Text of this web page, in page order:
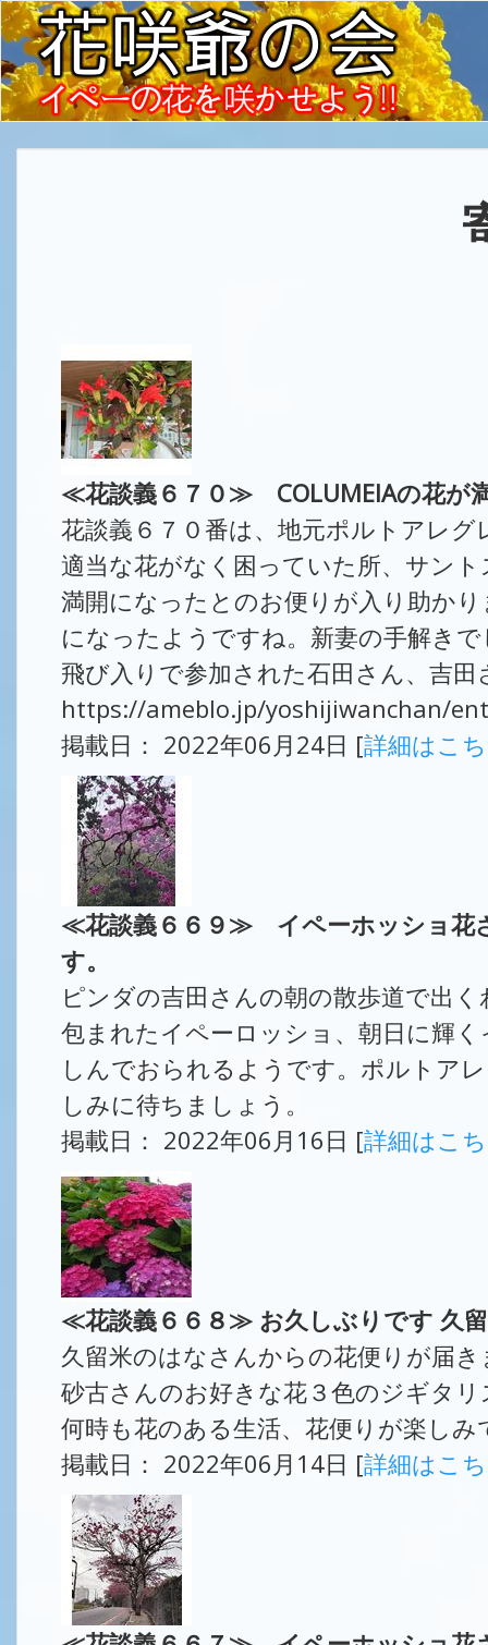
≪花談義６７０≫ COLUMEIAの花が
花談義６７０番は、地元ポルトアレ
適当な花がなく困っていた所、サン
満開になったとのお便りが入り助か
になったようですね。新妻の手解き
飛び入りで参加された石田さん、吉
https://ameblo.jp/yoshijiwanchan/
掲載日： 2022年06月24日 [詳細はこ
≪花談義６６９≫ イペーホッショ花
す。
ピンダの吉田さんの朝の散歩道で出
包まれたイペーロッショ、朝日に輝
しんでおられるようです。ポルトア
しみに待ちましょう。
掲載日： 2022年06月16日 [詳細はこ
≪花談義６６８≫ お久しぶりです 久
久留米のはなさんからの花便りが届
砂古さんのお好きな花３色のジギタ
何時も花のある生活、花便りが楽し
掲載日： 2022年06月14日 [詳細はこ